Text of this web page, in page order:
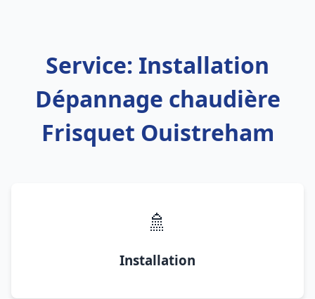
Service: Installation
Dépannage chaudière
Frisquet Ouistreham
🚿
Installation